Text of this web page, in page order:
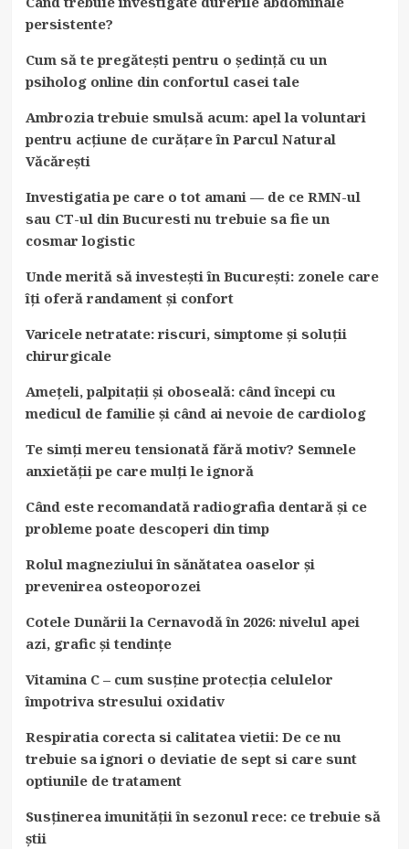
persistente?
Cum să te pregătești pentru o ședință cu un
psiholog online din confortul casei tale
Ambrozia trebuie smulsă acum: apel la voluntari
pentru acțiune de curățare în Parcul Natural
Văcărești
Investigatia pe care o tot amani — de ce RMN-ul
sau CT-ul din Bucuresti nu trebuie sa fie un
cosmar logistic
Unde merită să investești în București: zonele care
îți oferă randament și confort
Varicele netratate: riscuri, simptome și soluții
chirurgicale
Amețeli, palpitații și oboseală: când începi cu
medicul de familie și când ai nevoie de cardiolog
Te simți mereu tensionată fără motiv? Semnele
anxietății pe care mulți le ignoră
Când este recomandată radiografia dentară și ce
probleme poate descoperi din timp
Rolul magneziului în sănătatea oaselor și
prevenirea osteoporozei
Cotele Dunării la Cernavodă în 2026: nivelul apei
azi, grafic și tendințe
Vitamina C – cum susține protecția celulelor
împotriva stresului oxidativ
Respiratia corecta si calitatea vietii: De ce nu
trebuie sa ignori o deviatie de sept si care sunt
optiunile de tratament
Susținerea imunității în sezonul rece: ce trebuie să
știi